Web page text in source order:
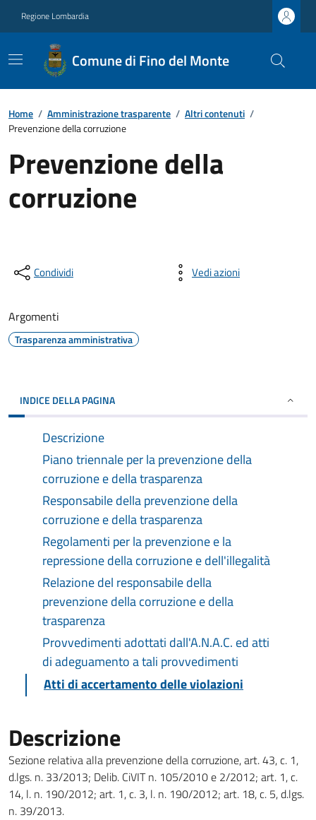
Regione Lombardia
Comune di Fino del Monte
Home / Amministrazione trasparente / Altri contenuti /
Prevenzione della corruzione
Prevenzione della
corruzione
Condividi Vedi azioni
Argomenti
Trasparenza amministrativa
INDICE DELLA PAGINA
Descrizione
Piano triennale per la prevenzione della
corruzione e della trasparenza
Responsabile della prevenzione della
corruzione e della trasparenza
Regolamenti per la prevenzione e la
repressione della corruzione e dell'illegalità
Relazione del responsabile della
prevenzione della corruzione e della
trasparenza
Provvedimenti adottati dall'A.N.A.C. ed atti
di adeguamento a tali provvedimenti
Atti di accertamento delle violazioni
Descrizione
Sezione relativa alla prevenzione della corruzione, art. 43, c. 1,
d.lgs. n. 33/2013; Delib. CiVIT n. 105/2010 e 2/2012; art. 1, c.
14, l. n. 190/2012; art. 1, c. 3, l. n. 190/2012; art. 18, c. 5, d.lgs.
n. 39/2013.